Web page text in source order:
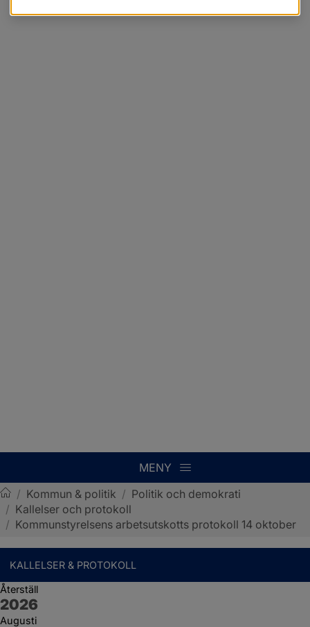
MENY
Sotenäs kommun
/ Kommun & politik / Politik och demokrati
/ Kallelser och protokoll
/ Kommunstyrelsens arbetsutskotts protokoll 14 oktober
KALLELSER & PROTOKOLL
Återställ
År:
2026
Augusti